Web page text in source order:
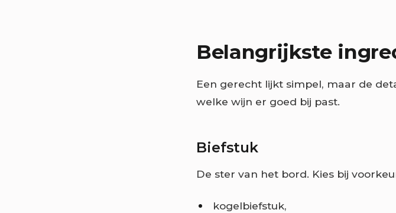
Belangrijkste
Een gerecht lijkt simpel, maar de
welke wijn er goed bij past.
Biefstuk
De ster van het bord. Kies bij
kogelbiefstuk,